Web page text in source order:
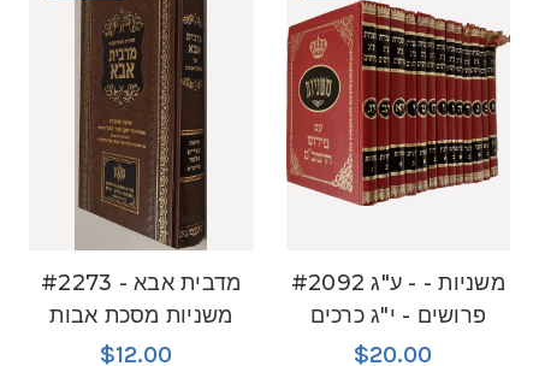
#2273 מדבית אבא -
משניות מסכת אבות
$12.00
#2092 משניות - - ע"ג
פרושים - י"ג כרכים
$20.00